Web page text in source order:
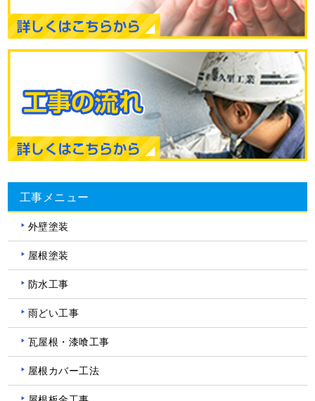
工事メニュー
外壁塗装
屋根塗装
防水工事
雨どい工事
瓦屋根・漆喰工事
屋根カバー工法